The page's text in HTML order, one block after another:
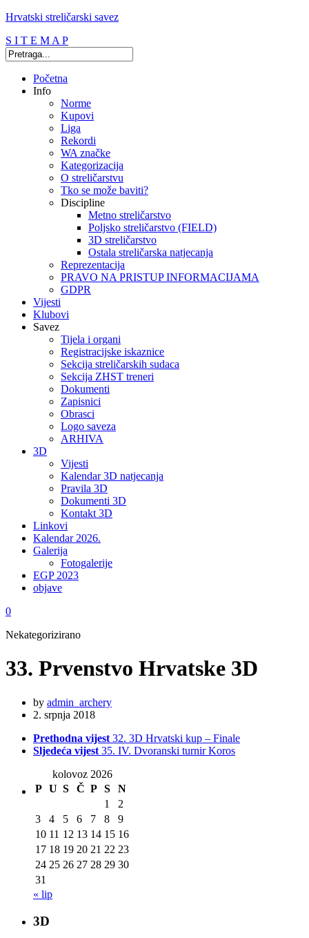
Hrvatski streličarski savez
S I T E M A P
Početna
Info
Norme
Kupovi
Liga
Rekordi
WA značke
Kategorizacija
O streličarstvu
Tko se može baviti?
Discipline
Metno streličarstvo
Poljsko streličarstvo (FIELD)
3D streličarstvo
Ostala streličarska natjecanja
Reprezentacija
PRAVO NA PRISTUP INFORMACIJAMA
GDPR
Vijesti
Klubovi
Savez
Tijela i organi
Registracijske iskaznice
Sekcija streličarskih sudaca
Sekcija ZHST treneri
Dokumenti
Zapisnici
Obrasci
Logo saveza
ARHIVA
3D
Vijesti
Kalendar 3D natjecanja
Pravila 3D
Dokumenti 3D
Kontakt 3D
Linkovi
Kalendar 2026.
Galerija
Fotogalerije
EGP 2023
objave
0
Nekategorizirano
33. Prvenstvo Hrvatske 3D
by admin_archery
2. srpnja 2018
Prethodna vijest 32. 3D Hrvatski kup – Finale
Sljedeća vijest 35. IV. Dvoranski turnir Koros
kolovoz 2026
P U S Č P S
N
1
2
3
4 5 6 7 8
9
10 11 12 13 14 15 16
17 18 19 20 21 22 23
24 25 26 27 28 29 30
31
« lip
3D